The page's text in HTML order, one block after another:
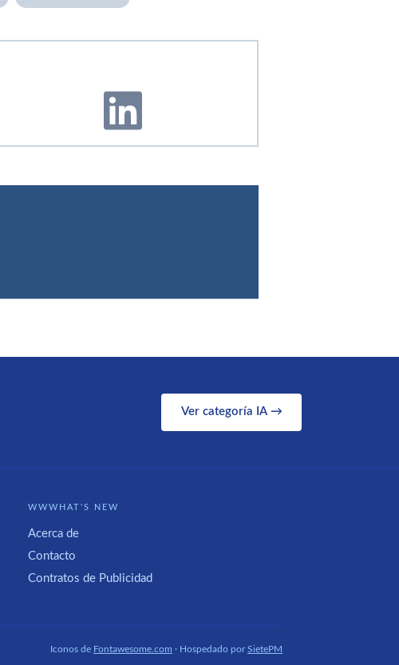
Ver categoría IA →
WWWHAT'S NEW
Acerca de
Contacto
Contratos de Publicidad
Iconos de Fontawesome.com · Hospedado porSietePM